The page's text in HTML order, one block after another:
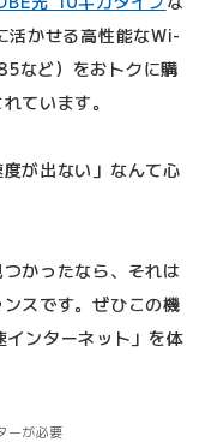
活かせる高性能なWi-
など）をおトクに購
ています。
が出ない」なんて心
かったなら、それは
スです。ぜひこの機
ンターネット」を体
ーが必要